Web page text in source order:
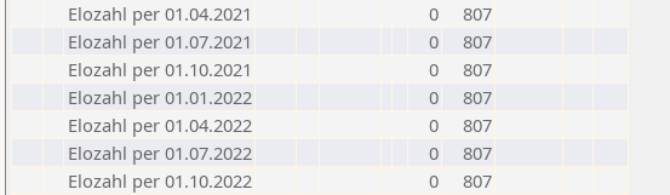
Elozahl per 01.04.2021
0
807
Elozahl per 01.07.2021
0
807
Elozahl per 01.10.2021
0
807
Elozahl per 01.01.2022
0
807
Elozahl per 01.04.2022
0
807
Elozahl per 01.07.2022
0
807
Elozahl per 01.10.2022
0
807